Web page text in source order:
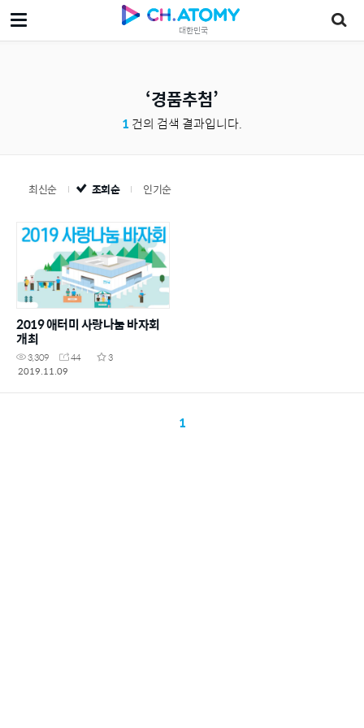
대한민국
경품추첨
1 건의 검색 결과입니다.
최신순 조회순 인기순
2019 애터미 사랑나눔 바자회
개최
3,309 44
3
2019.11.09
1